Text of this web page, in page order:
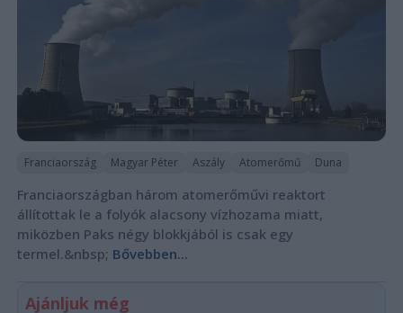
Franciaország Magyar Péter Aszály Atomerőmű Duna
Franciaországban három atomerőművi reaktort
állítottak le a folyók alacsony vízhozama miatt,
miközben Paks négy blokkjából is csak egy
termel.&nbsp; Bővebben...
Ajánljuk még